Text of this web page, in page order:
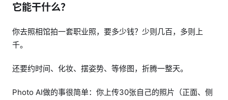
它能干什么？
你去照相馆拍一套职业照，要多少钱？少则几百，多则上
千。
还要约时间、化妆、摆姿势、等修图，折腾一整天。
Photo AI做的事很简单：你上传30张自己的照片（正面、侧